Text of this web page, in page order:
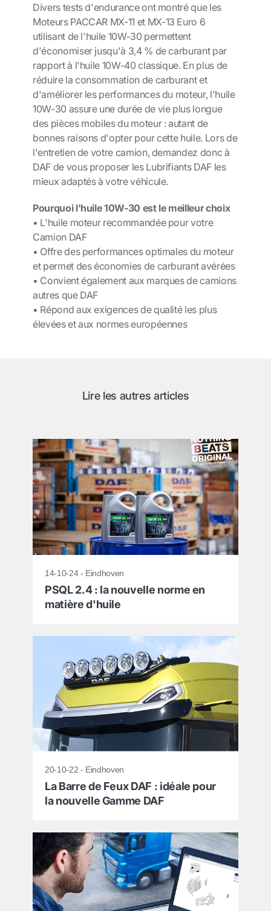
Divers tests d'endurance ont montré que les
Moteurs PACCAR MX-11 et MX-13 Euro 6
utilisant de l'huile 10W-30 permettent
d'économiser jusqu'à 3,4 % de carburant par
rapport à l'huile 10W-40 classique. En plus de
réduire la consommation de carburant et
d'améliorer les performances du moteur, l'huile
10W-30 assure une durée de vie plus longue
des pièces mobiles du moteur : autant de
bonnes raisons d'opter pour cette huile. Lors de
l'entretien de votre camion, demandez donc à
DAF de vous proposer les Lubrifiants DAF les
mieux adaptés à votre véhicule.
Pourquoi l'huile 10W-30 est le meilleur choix
• L'huile moteur recommandée pour votre
Camion DAF
• Offre des performances optimales du moteur
et permet des économies de carburant avérées
• Convient également aux marques de camions
autres que DAF
• Répond aux exigences de qualité les plus
élevées et aux normes européennes
Lire les autres articles
14-10-24 - Eindhoven
PSQL 2.4 : la nouvelle norme en
matière d'huile
20-10-22 - Eindhoven
La Barre de Feux DAF : idéale pour
la nouvelle Gamme DAF